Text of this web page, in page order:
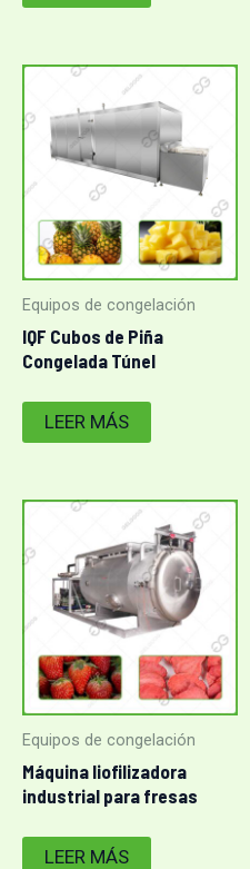
Equipos de congelación
IQF Cubos de Piña
Congelada Túnel
LEER MÁS
Equipos de congelación
Máquina liofilizadora
industrial para fresas
LEER MÁS